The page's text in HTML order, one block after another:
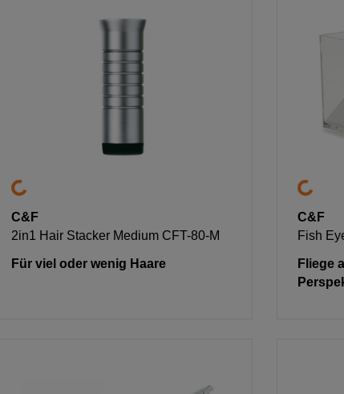
C&F
2in1 Hair Stacker Medium CFT-80-M
Für viel oder wenig Haare
C&F
Fish
Fliege